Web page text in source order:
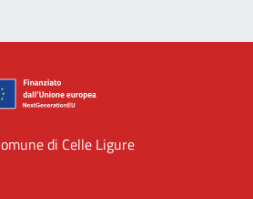
di Celle Ligure